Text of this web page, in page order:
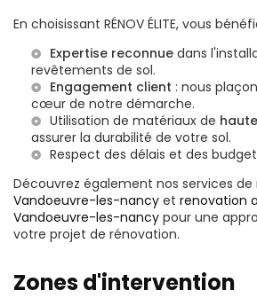
En choisissant RÉNOV ÉLITE, vous
Expertise reconnue dans
revêtements de sol.
Engagement client : nous
cœur de notre démarche.
Utilisation de matériaux de
assurer la durabilité de votre sol.
Respect des délais et des
Découvrez également nos services de
Vandoeuvre-les-nancy et renovation
Vandoeuvre-les-nancy pour une
votre projet de rénovation.
Zones d'intervention